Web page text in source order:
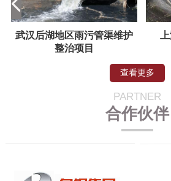
武汉后湖地区雨污管渠维护
整治项目
查看更多
PARTNER
合作伙伴